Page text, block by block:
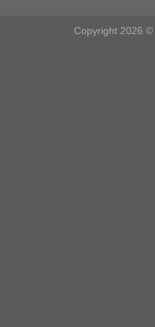
Copyright 2026 ©